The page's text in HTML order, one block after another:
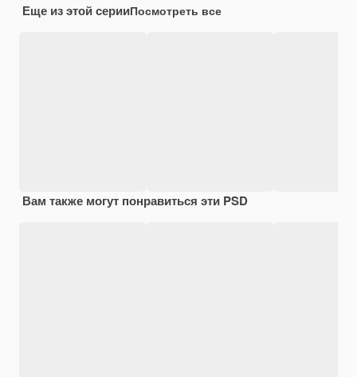
Еще из этой серииПосмотреть все
Вам также могут понравиться эти PSD